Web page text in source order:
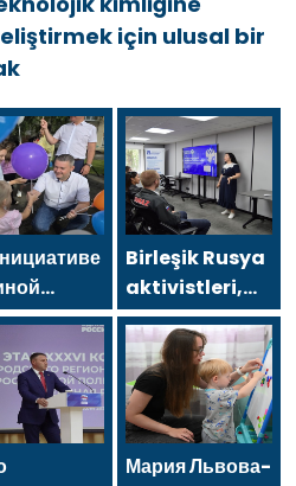
için ulusal bir
в
Оле
Birleşik Rusya
aktivistleri,
Naberezhnye
Chelny’de
genç KAMAZ
uzmanları için
eğitim
etkinlikleri
Мария Львова-